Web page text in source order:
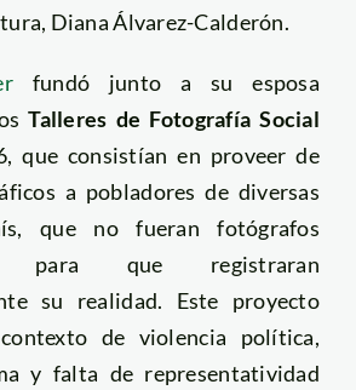
Diana Álvarez-Calderón.
fundó junto a su esposa
Talleres de Fotografía Social
que consistían en proveer de
a pobladores de diversas
que no fueran fotógrafos
para que registraran
su realidad. Este proyecto
de violencia política,
y falta de representatividad